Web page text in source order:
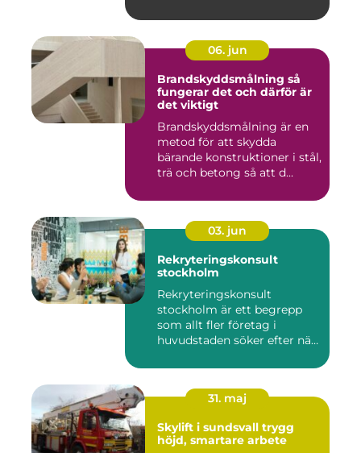
06. jun
Brandskyddsmålning så
fungerar det och därför är
det viktigt
Brandskyddsmålning är en
metod för att skydda
bärande konstruktioner i stål,
trä och betong så att d...
03. jun
Rekryteringskonsult
stockholm
Rekryteringskonsult
stockholm är ett begrepp
som allt fler företag i
huvudstaden söker efter när
31. maj
Skylift i sundsvall trygg
höjd, smartare arbete